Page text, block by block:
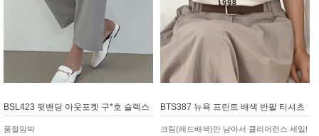
BSL423 뒷밴딩 아웃포켓 구*호 슬랙스
품절임박
BTS387 뉴욕 프린트 배색 반팔 티셔츠
크림(레드배색)만 남아서 클리어런스 세일!